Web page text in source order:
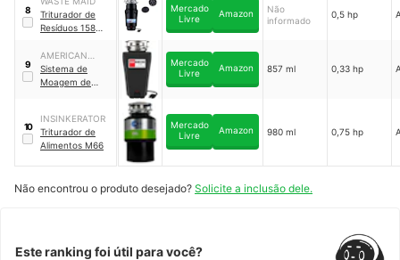
8
Triturador de
Resíduos 158
3B
Mercado
Livre
Amazon
Não
informado
0,5 hp
9
AMERICAN
STANDARD
Sistema de
Moagem de
US-AS-3
Mercado
Livre
Amazon 857 ml 0,33 hp
10
INSINKERATOR
Triturador de
Alimentos M66
Mercado
Livre
Amazon 980 ml 0,75 hp
Não encontrou o produto desejado? Solicite a inclusão dele.
Este ranking foi útil para você?